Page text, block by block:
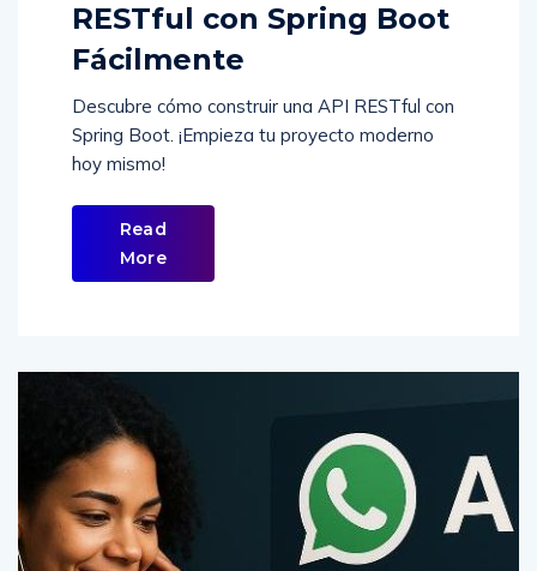
RESTful con Spring Boot
Fácilmente
Descubre cómo construir una API RESTful con
Spring Boot. ¡Empieza tu proyecto moderno
hoy mismo!
Read
More